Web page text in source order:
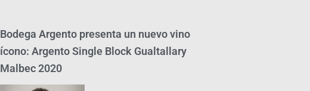
Bodega Argento presenta un nuevo vino
ícono: Argento Single Block Gualtallary
Malbec 2020